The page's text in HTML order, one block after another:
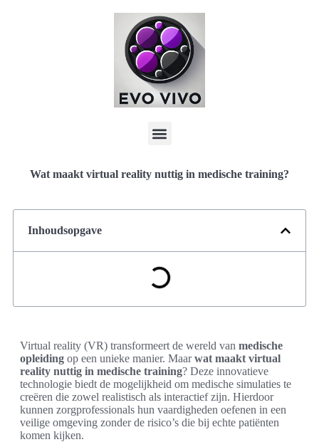
Wat maakt virtual reality nuttig in medische training?
Inhoudsopgave
Virtual reality (VR) transformeert de wereld van medische
opleiding op een unieke manier. Maarwat maakt virtual
reality nuttig in medische training? Deze innovatieve
technologie biedt de mogelijkheid om medische simulaties te
creëren die zowel realistisch als interactief zijn. Hierdoor
kunnen zorgprofessionals hun vaardigheden oefenen in een
veilige omgeving zonder de risico’s die bij echte patiënten
komen kijken.